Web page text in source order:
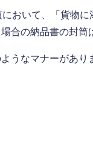
おいて、「貨物
合の納品書の封筒
うなマナーがあり